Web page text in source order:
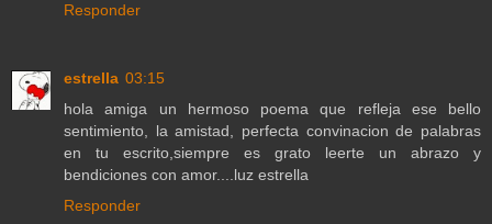
Responder
estrella 03:15
hola amiga un hermoso poema que refleja ese bello
sentimiento, la amistad, perfecta convinacion de palabras
en tu escrito,siempre es grato leerte un abrazo y
bendiciones con amor....luz estrella
Responder